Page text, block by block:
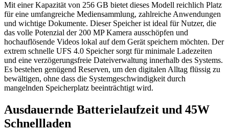
Mit einer Kapazität von 256 GB bietet dieses Modell reichlich Platz
für eine umfangreiche Mediensammlung, zahlreiche Anwendungen
und wichtige Dokumente. Dieser Speicher ist ideal für Nutzer, die
das volle Potenzial der 200 MP Kamera ausschöpfen und
hochauflösende Videos lokal auf dem Gerät speichern möchten. Der
extrem schnelle UFS 4.0 Speicher sorgt für minimale Ladezeiten
und eine verzögerungsfreie Dateiverwaltung innerhalb des Systems.
Es bestehen genügend Reserven, um den digitalen Alltag flüssig zu
bewältigen, ohne dass die Systemgeschwindigkeit durch
mangelnden Speicherplatz beeinträchtigt wird.
Ausdauernde Batterielaufzeit und 45W
Schnellladen